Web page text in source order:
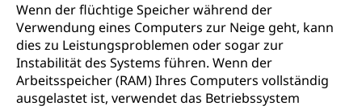
Wenn der flüchtige Speicher während der
Verwendung eines Computers zur Neige geht, kann
dies zu Leistungsproblemen oder sogar zur
Instabilität des Systems führen. Wenn der
Arbeitsspeicher (RAM) Ihres Computers vollständig
ausgelastet ist, verwendet das Betriebssystem